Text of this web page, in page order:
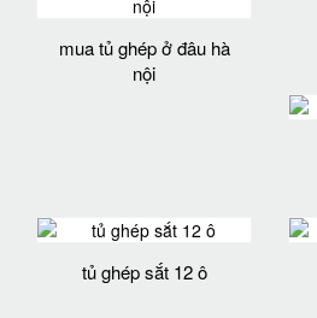
mua tủ ghép ở đâu hà
nội
tủ ghép sắt 12 ô